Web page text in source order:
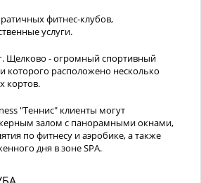
фитнес-клубов,
услуги.
Щелково - огромный спортивный
которого расположено несколько
кортов.
"Теннис" клиенты могут
залом с панорамными окнами,
по фитнесу и аэробике, а также
дня в зоне SPA.